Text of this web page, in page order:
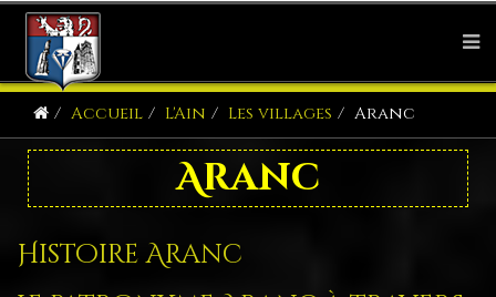
Accueil L'Ain Les villages Aranc
Aranc
Histoire Aranc